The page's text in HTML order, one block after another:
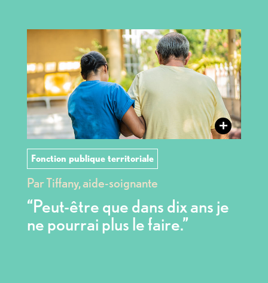
+
Fonction publique territoriale
Par Tiffany, aide-soignante
“Peut-être que dans dix ans je
ne pourrai plus le faire.”